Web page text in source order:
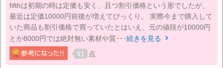
fifthは初期の時は定価も安く、且つ割引価格という形でしたが、
最近は定価10000円前後が増えてびっくり。 実際今まで購入して
いた商品も割引価格で買っていたとはいえ、元の値段が10000円
とか8000円では絶対無い素材や質･･･続きを見る 
91 点